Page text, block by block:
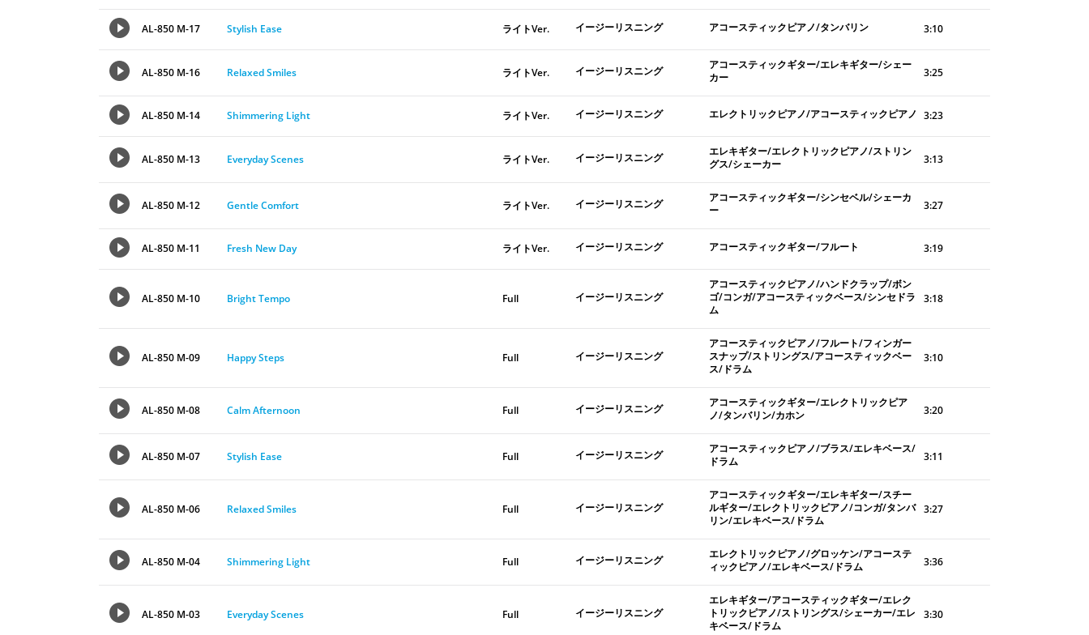
AL-850 M-17 Stylish Ease ライトVer. イージーリスニング アコースティックピアノ/タンバリン 3:10
AL-850 M-16 Relaxed Smiles ライトVer. イージーリスニング
アコースティックギター/エレキギター/シェー
カー
3:25
AL-850 M-14 Shimmering Light ライトVer. イージーリスニング エレクトリックピアノ/アコースティックピアノ 3:23
AL-850 M-13 Everyday Scenes ライトVer. イージーリスニング
エレキギター/エレクトリックピアノ/ストリン
グス/シェーカー
3:13
AL-850 M-12 Gentle Comfort ライトVer. イージーリスニング
アコースティックギター/シンセベル/シェーカ
ー
3:27
AL-850 M-11 Fresh New Day ライトVer. イージーリスニング アコースティックギター/フルート 3:19
AL-850 M-10 Bright Tempo Full イージーリスニング
アコースティックピアノ/ハンドクラップ/ボン
ゴ/コンガ/アコースティックベース/シンセドラ
ム
3:18
AL-850 M-09 Happy Steps Full イージーリスニング
アコースティックピアノ/フルート/フィンガー
スナップ/ストリングス/アコースティックベー
ス/ドラム
3:10
AL-850 M-08 Calm Afternoon Full イージーリスニング
アコースティックギター/エレクトリックピア
ノ/タンバリン/カホン
3:20
AL-850 M-07 Stylish Ease Full イージーリスニング
アコースティックピアノ/ブラス/エレキベース/
ドラム
3:11
AL-850 M-06 Relaxed Smiles Full イージーリスニング
アコースティックギター/エレキギター/スチー
ルギター/エレクトリックピアノ/コンガ/タンバ
リン/エレキベース/ドラム
3:27
AL-850 M-04 Shimmering Light Full イージーリスニング
エレクトリックピアノ/グロッケン/アコーステ
ィックピアノ/エレキベース/ドラム
3:36
AL-850 M-03 Everyday Scenes Full イージーリスニング
エレキギター/アコースティックギター/エレク
トリックピアノ/ストリングス/シェーカー/エレ
キベース/ドラム
3:30